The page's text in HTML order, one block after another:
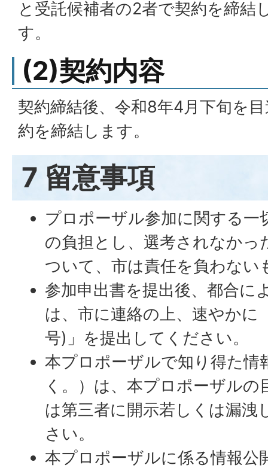
と受託候補者の2者で契約を締結
す。
(2)契約内容
契約締結後、令和8年4月下旬を
約を締結します。
7 留意事項
プロポーザル参加に関する一
の負担とし、選考されなかっ
ついて、市は責任を負わない
参加申出書を提出後、都合に
は、市に連絡の上、速やかに
号)」を提出してください。
本プロポーザルで知り得た情
く。）は、本プロポーザルの
は第三者に開示若しくは漏洩
さい。
本プロポーザルに係る情報公